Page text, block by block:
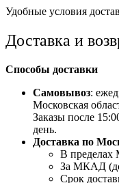
Удобные условия
Доставка и
Способы доставки
Самовывоз:
Московская
Заказы после
день.
Доставка по
В пределах
За МКАД
Срок